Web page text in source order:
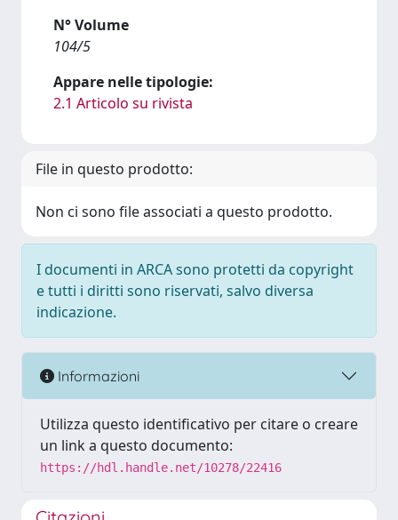
N° Volume
104/5
Appare nelle tipologie:
2.1 Articolo su rivista
File in questo prodotto:
Non ci sono file associati a questo prodotto.
I documenti in ARCA sono protetti da copyright
e tutti i diritti sono riservati, salvo diversa
indicazione.
Informazioni
Utilizza questo identificativo per citare o creare
un link a questo documento:
https://hdl.handle.net/10278/22416